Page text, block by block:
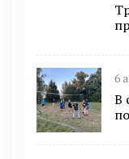
6
В